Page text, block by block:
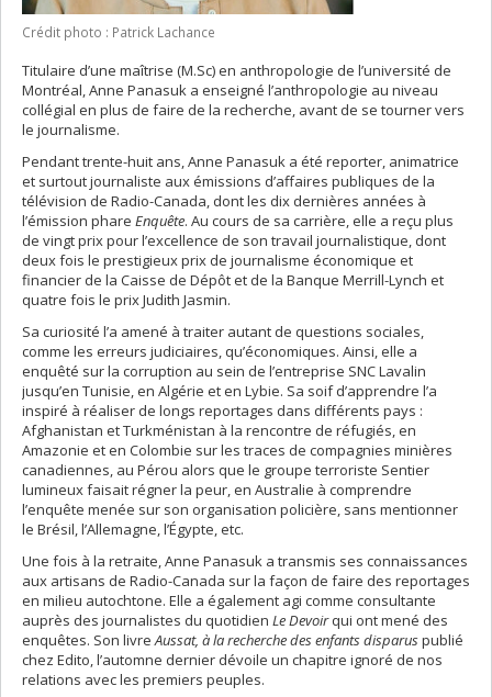
Crédit photo : Patrick Lachance
Titulaire d’une maîtrise (M.Sc) en anthropologie de l’université de
Montréal, Anne Panasuk a enseigné l’anthropologie au niveau
collégial en plus de faire de la recherche, avant de se tourner vers
le journalisme.
Pendant trente-huit ans, Anne Panasuk a été reporter, animatrice
et surtout journaliste aux émissions d’affaires publiques de la
télévision de Radio-Canada, dont les dix dernières années à
l’émission phare Enquête. Au cours de sa carrière, elle a reçu plus
de vingt prix pour l’excellence de son travail journalistique, dont
deux fois le prestigieux prix de journalisme économique et
financier de la Caisse de Dépôt et de la Banque Merrill-Lynch et
quatre fois le prix Judith Jasmin.
Sa curiosité l’a amené à traiter autant de questions sociales,
comme les erreurs judiciaires, qu’économiques. Ainsi, elle a
enquêté sur la corruption au sein de l’entreprise SNC Lavalin
jusqu’en Tunisie, en Algérie et en Lybie. Sa soif d’apprendre l’a
inspiré à réaliser de longs reportages dans différents pays :
Afghanistan et Turkménistan à la rencontre de réfugiés, en
Amazonie et en Colombie sur les traces de compagnies minières
canadiennes, au Pérou alors que le groupe terroriste Sentier
lumineux faisait régner la peur, en Australie à comprendre
l’enquête menée sur son organisation policière, sans mentionner
le Brésil, l’Allemagne, l’Égypte, etc.
Une fois à la retraite, Anne Panasuk a transmis ses connaissances
aux artisans de Radio-Canada sur la façon de faire des reportages
en milieu autochtone. Elle a également agi comme consultante
auprès des journalistes du quotidien Le Devoirqui ont mené des
enquêtes. Son livreAussat, à la recherche des enfants disparuspublié
chez Edito, l’automne dernier dévoile un chapitre ignoré de nos
relations avec les premiers peuples.